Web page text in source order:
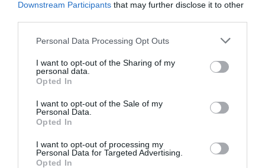
Downstream Participants that may further disclose it to other
Personal Data Processing Opt Outs
I want to opt-out of the Sharing of my
personal data.
Opted In
I want to opt-out of the Sale of my
Personal Data.
Opted In
I want to opt-out of processing my
Personal Data for Targeted Advertising.
Opted In
Un altro punto sollevato da Tajani riguarda il
finanziamento delle ONG tedesche da parte
del ministero degli Esteri di Berlino
Ratisbona, ha confermato di ricevere